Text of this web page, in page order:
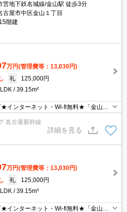
営地下鉄名城線/金山駅 徒歩3分
古屋市中区金山１丁目
15階建
万円(管理費等：13,030円)
礼
125,000円
39.15m²
インターネット・Wi-fi無料★「金山」
宅配ボックス、浴室乾燥機、追い焚きな
ョン♪
名古屋新幹線
詳細を見る
万円(管理費等：13,030円)
礼
125,000円
39.15m²
インターネット・Wi-fi無料★「金山」